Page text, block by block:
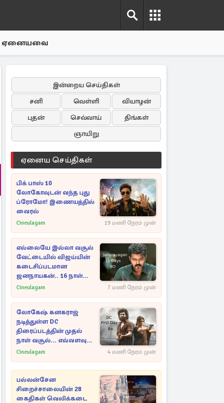
ஏனையவை
இன்றைய செய்திகள்
சனி
வெள்ளி
வியாழன்
புதன்
செவ்வாய்
திங்கள்
ஞாயிறு
ஏனைய செய்திகள்
பிக் பாஸ் 10
லோகோவுடன் வந்த புது
ப்ரோமோ! இணையத்தில்
வைரல்
Cineulagam 19 மணி நேரம் முன்
எல்லையே இல்லா வசூல்
வேட்டையில் விஜய்யின்
கடைசிப்படமான
ஜனநாயகன்.. 16 நாள்
பாக்ஸ் ஆபிஸ்
Cineulagam 7 மணி நேரம் முன்
லோகேஷ் கனகராஜ்
நடித்துள்ள DC
திரைப்படத்தின் முதல்
நாள் வசூல்... எவ்வளவு
தெரியுமா?
Cineulagam 4 மணி நேரம் முன்
பல்லன்சேன
சிறைச்சாலையின் 28
கைதிகள் வெலிக்கடை